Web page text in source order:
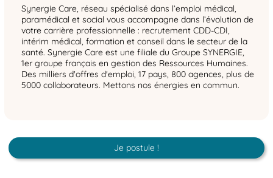
Synergie Care, réseau spécialisé dans l’emploi médical,
paramédical et social vous accompagne dans l’évolution de
votre carrière professionnelle : recrutement CDD-CDI,
intérim médical, formation et conseil dans le secteur de la
santé. Synergie Care est une filiale du Groupe SYNERGIE,
1er groupe français en gestion des Ressources Humaines.
Des milliers d'offres d'emploi, 17 pays, 800 agences, plus de
5000 collaborateurs. Mettons nos énergies en commun.
Je postule !